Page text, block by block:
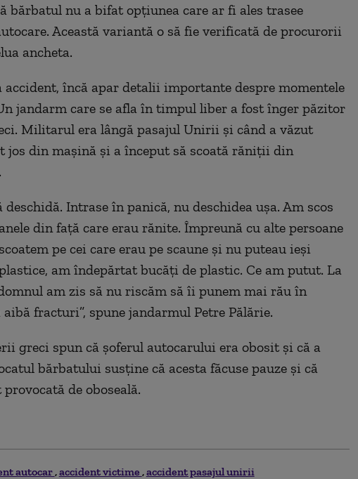
bărbatul nu a bifat opțiunea care ar fi ales trasee
Această variantă o să fie verificată de procurorii
ancheta.
accident, încă apar detalii importante despre momentele
jandarm care se afla în timpul liber a fost înger păzitor
Militarul era lângă pasajul Unirii și când a văzut
jos din mașină și a început să scoată răniții din
deschidă. Intrase în panică, nu deschidea ușa. Am scos
din față care erau rănite. Împreună cu alte persoane
pe cei care erau pe scaune și nu puteau ieși
am îndepărtat bucăți de plastic. Ce am putut. La
am zis să nu riscăm să îi punem mai rău în
fracturi”, spune jandarmul Petre Pălărie.
greci spun că șoferul autocarului era obosit și că a
bărbatului susține că acesta făcuse pauze și că
de oboseală.
autocar accident victime accident pasajul unirii